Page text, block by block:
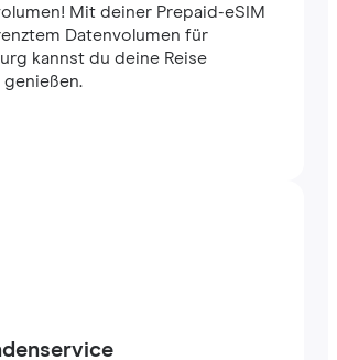
Mit deiner Prepaid-eSIM
Datenvolumen für
kannst du deine Reise